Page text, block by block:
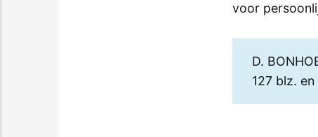
voor
D.
127 blz. en